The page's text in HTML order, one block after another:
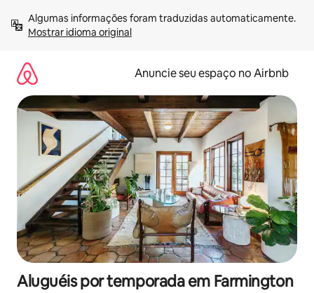
para
Mostrar idioma original
Anuncie seu espaço no Airbnb
Aluguéis por temporada em Farmington